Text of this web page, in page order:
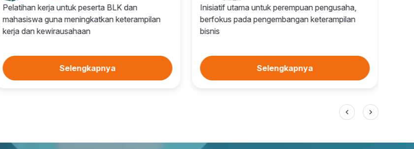
Pelatihan kerja untuk peserta BLK dan
mahasiswa guna meningkatkan keterampilan
kerja dan kewirausahaan
Selengkapnya
Inisiatif utama untuk perempuan pengusaha,
berfokus pada pengembangan keterampilan
bisnis
Selengkapnya